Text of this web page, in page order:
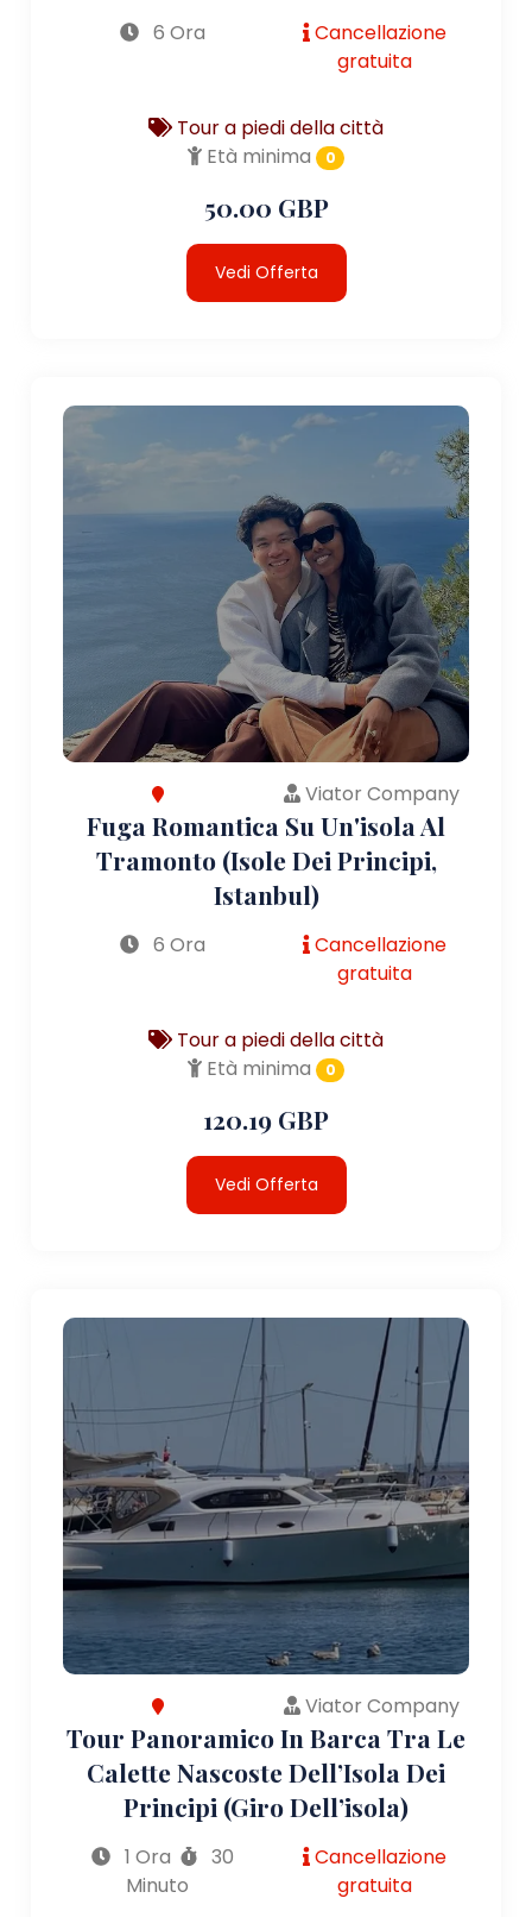
6 Ora
Cancellazione
gratuita
Tour a piedi della città
Età minima
0
50.00 GBP
Vedi Offerta
Viator Company
Fuga Romantica Su Un'isola Al
Tramonto (Isole Dei Principi,
Istanbul)
6 Ora
Cancellazione
gratuita
Tour a piedi della città
Età minima
0
120.19 GBP
Vedi Offerta
Viator Company
Tour Panoramico In Barca Tra Le
Calette Nascoste Dell’Isola Dei
Principi (giro Dell’isola)
1 Ora
30
Minuto
Cancellazione
gratuita